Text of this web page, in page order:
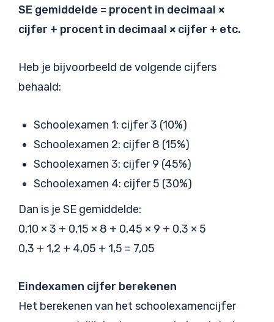
SE gemiddelde = procent in decimaal ×
cijfer + procent in decimaal × cijfer + etc.
Heb je bijvoorbeeld de volgende cijfers
behaald:
Schoolexamen 1: cijfer 3 (10%)
Schoolexamen 2: cijfer 8 (15%)
Schoolexamen 3: cijfer 9 (45%)
Schoolexamen 4: cijfer 5 (30%)
Dan is je SE gemiddelde:
0,10 × 3 + 0,15 × 8 + 0,45 × 9 + 0,3 × 5
0,3 + 1,2 + 4,05 + 1,5 = 7,05
Eindexamen cijfer berekenen
Het berekenen van het schoolexamencijfer